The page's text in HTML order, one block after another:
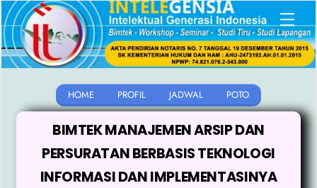
Skip
to
content
HOME PROFIL JADWAL POTO
BIMTEK MANAJEMEN ARSIP DAN
PERSURATAN BERBASIS TEKNOLOGI
INFORMASI DAN IMPLEMENTASINYA